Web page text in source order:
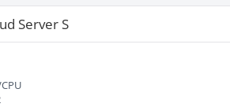
Server S